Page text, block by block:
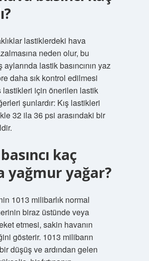
lastiklerdeki hava
neden olur, bu
aylarında lastik basıncının yaz
daha sık kontrol edilmesi
lastikleri için önerilen lastik
şunlardır: Kış lastikleri
32 ila 36 psi arasındaki bir
kaç
yağmur yağar?
1013 milibarlık normal
biraz üstünde veya
etmesi, sakin havanın
gösterir. 1013 milibarın
bir düşüş ve ardından gelen